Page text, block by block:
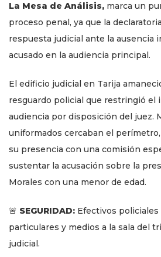
La Mesa de Análisis, marca un
proceso penal, ya que la
respuesta judicial ante la ausencia
acusado en la audiencia principal.
El edificio judicial en Tarija
resguardo policial que restringió el
audiencia por disposición del juez.
uniformados cercaban el
su presencia con una comisión
sustentar la acusación sobre la
Morales con una menor de edad.
🚨 SEGURIDAD: Efectivos
particulares y medios a la sala del
judicial.